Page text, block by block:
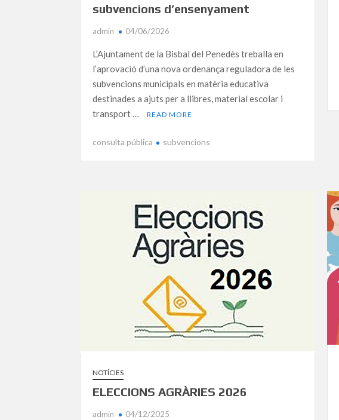
subvencions d’ensenyament
admin 04/06/2026
L’Ajuntament de la Bisbal del Penedès treballa en
l’aprovació d’una nova ordenança reguladora de les
subvencions municipals en matèria educativa
destinades a ajuts per a llibres, material escolar i
transport …
READ MORE
consulta pública subvencions
NOTÍCIES
ELECCIONS AGRÀRIES 2026
admin 04/12/2025